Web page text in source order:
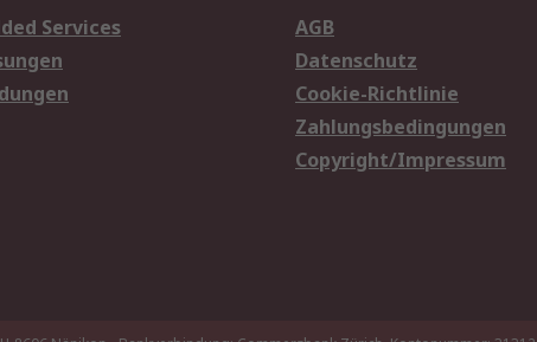
Services
AGB
Datenschutz
Cookie-Richtlinie
Zahlungsbedingungen
Copyright/Impressum